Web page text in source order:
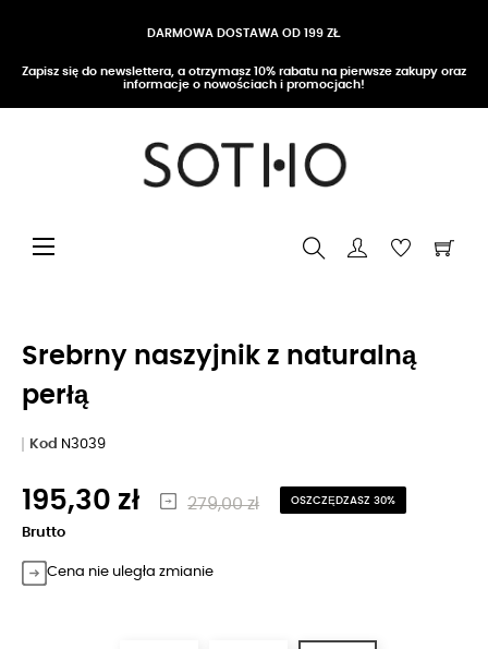
DARMOWA DOSTAWA OD 199 ZŁ
Zapisz się do newslettera, a otrzymasz 10% rabatu na pierwsze zakupy oraz
informacje o nowościach i promocjach!
Przełącz nawigację
☰
Srebrny naszyjnik z naturalną
perłą
Kod N3039
195,30 zł 279,00 zł OSZCZĘDZASZ 30%
Brutto
Cena nie uległa zmianie